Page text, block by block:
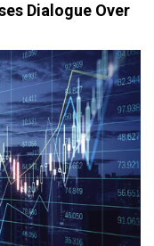
Dialogue Over